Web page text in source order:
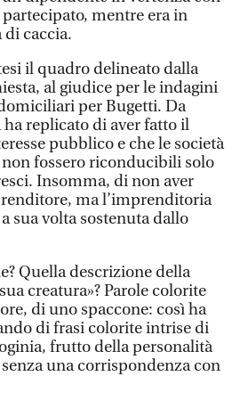
mentre era in
caccia.
il quadro delineato dalla
al giudice per le indagini
per Bugetti. Da
ha replicato di aver fatto il
pubblico e che le società
fossero riconducibili solo
Insomma, di non aver
ma l’imprenditoria
sua volta sostenuta dallo
Quella descrizione della
creatura»? Parole colorite
di uno spaccone: così ha
di frasi colorite intrise di
frutto della personalità
una corrispondenza con